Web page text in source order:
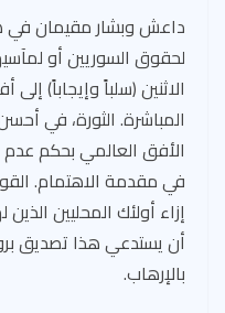
داعش وبشار مقيمان في
لحقوق السوريين أو
الاثنين (سلباً وإيجاباً)
المباشرة. الثورة، في
الأفق العالمي بحكم
في مقدمة الاهتمام.
إزاء أولئك المحليين
أن يستدعي هذا تصديق
بالإرهاب.